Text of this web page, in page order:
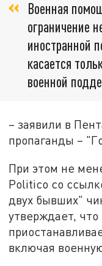
Военная
ограничение
иностранной
касается
военной
– заявили в
пропаганды –
При этом не
Politico со
двух бывших"
утверждает,
включая